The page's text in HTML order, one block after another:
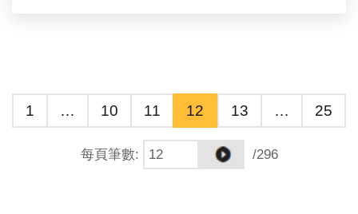
1 … 10 11 12 13 … 25
每頁筆數: /296